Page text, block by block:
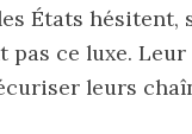
États hésitent,
pas ce luxe.
leurs